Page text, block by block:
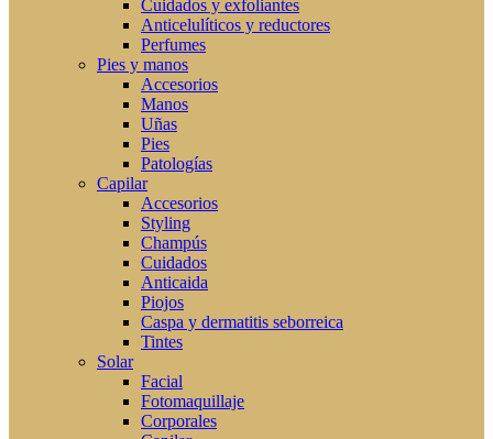
Cuidados y exfoliantes
Anticelulíticos y reductores
Perfumes
Pies y manos
Accesorios
Manos
Uñas
Pies
Patologías
Capilar
Accesorios
Styling
Champús
Cuidados
Anticaida
Piojos
Caspa y dermatitis seborreica
Tintes
Solar
Facial
Fotomaquillaje
Corporales